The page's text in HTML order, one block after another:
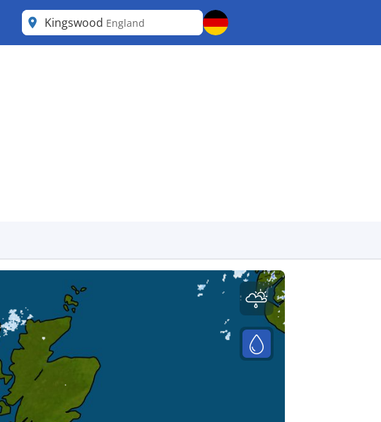
Kingswood England